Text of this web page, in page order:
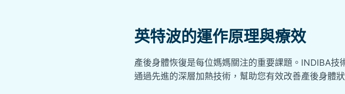
英特波的運作原理與療效
產後身體恢復是每位媽媽關注的重要課題。INDIBA技
通過先進的深層加熱技術，幫助您有效改善產後身體